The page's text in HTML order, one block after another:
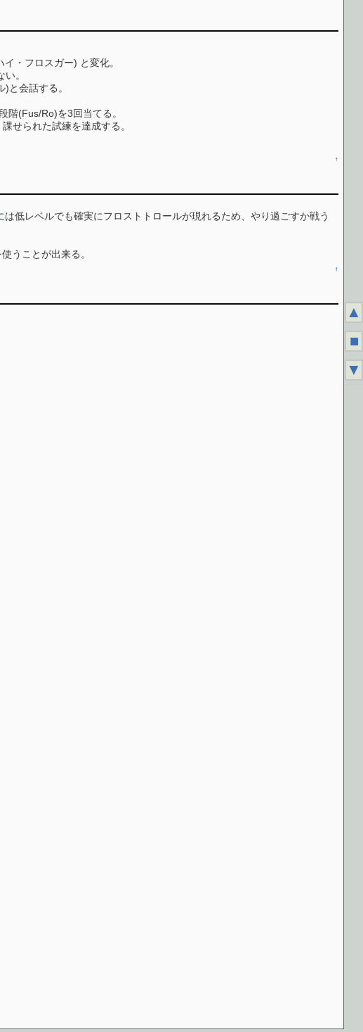
・フロスガー) と変化。
。
と会話する。
階(Fus/Ro)を3回当てる。
せられた試練を達成する。
↑
は低レベルでも確実にフロストトロールが現れるため、やり過ごすか戦う
うことが出来る。
↑
▲
■
▼